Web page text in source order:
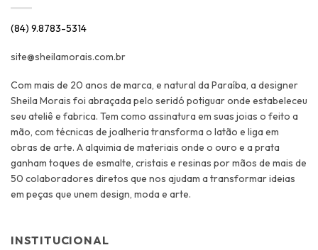
(84) 9.8783-5314
site@sheilamorais.com.br
Com mais de 20 anos de marca, e natural da Paraíba, a designer
Sheila Morais foi abraçada pelo seridó potiguar onde estabeleceu
seu ateliê e fabrica. Tem como assinatura em suas joias o feito a
mão, com técnicas de joalheria transforma o latão e liga em
obras de arte. A alquimia de materiais onde o ouro e a prata
ganham toques de esmalte, cristais e resinas por mãos de mais de
50 colaboradores diretos que nos ajudam a transformar ideias
em peças que unem design, moda e arte.
INSTITUCIONAL